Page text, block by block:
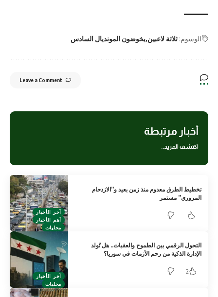
الوسوم: ثلاثة لاعبين يخوضون المونديال السادس
Leave a Comment
أخبار مرتبطة
اكتشف المزيد..
آخر الأخبار
أهم الأخبار
محليات
تخطيط الطرق معدوم منذ زمن بعيد و”الازدحام
المروري” مستمر
آخر الأخبار
محليات
التحول الرقمي بين الطموح والعقبات.. هل تُولد
الإدارة الذكية من رحم الأزمات في سوريا؟
2